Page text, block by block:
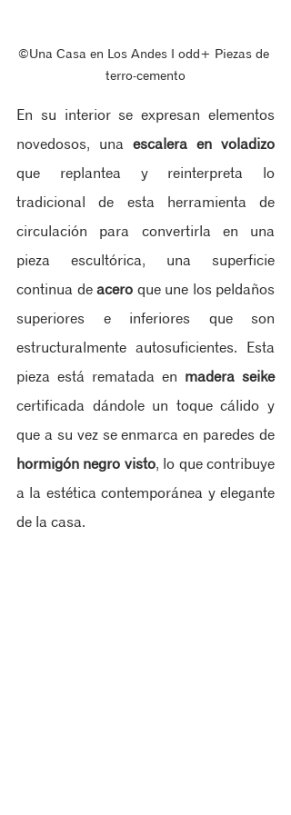
©Una Casa en Los Andes ‖ odd+ Piezas de
terro-cemento
En su interior se expresan elementos
novedosos, una escalera en voladizo
que replantea y reinterpreta lo
tradicional de esta herramienta de
circulación para convertirla en una
pieza escultórica, una superficie
continua de acero que une los peldaños
superiores e inferiores que son
estructuralmente autosuficientes. Esta
pieza está rematada en
madera seike
certificada dándole un toque cálido y
hormigón negro visto, lo que contribuye
a la estética contemporánea y elegante
de la casa.